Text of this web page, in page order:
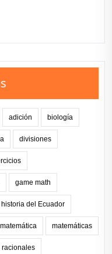
adición biología
divisiones
game math
historia del Ecuador
matemática matemáticas
racionales